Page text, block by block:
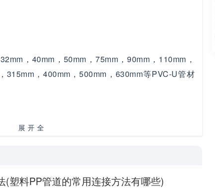
，40mm，50mm，75mm，90mm，110mm，
315mm，400mm，500mm，630mm等PVC-U管材
管，因为抗老化，强度比较大，使用寿命也会更
就会稍微高一些，表面的硬度要比较大，才能够满
展开全
(塑料PP管道的常用连接方法有哪些)